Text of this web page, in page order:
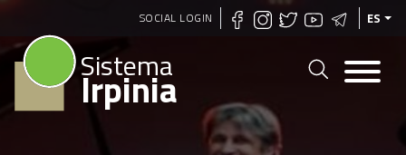
Pasar
SOCIAL LOGIN ES
Sistema
Irpinia